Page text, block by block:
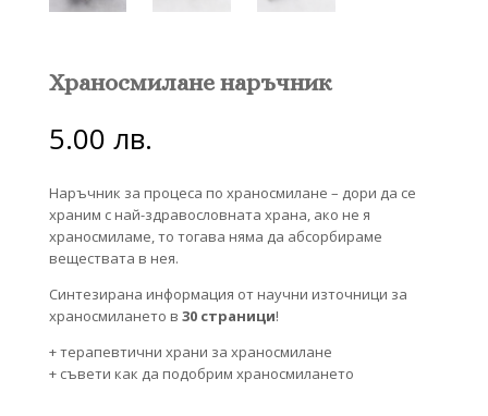
Храносмилане наръчник
5.00 лв.
Наръчник за процеса по храносмилане – дори да се
храним с най-здравословната храна, ако не я
храносмиламе, то тогава няма да абсорбираме
веществата в нея.
Синтезирана информация от научни източници за
храносмилането в 30 страници!
+ терапевтични храни за храносмилане
+ съвети как да подобрим храносмилането